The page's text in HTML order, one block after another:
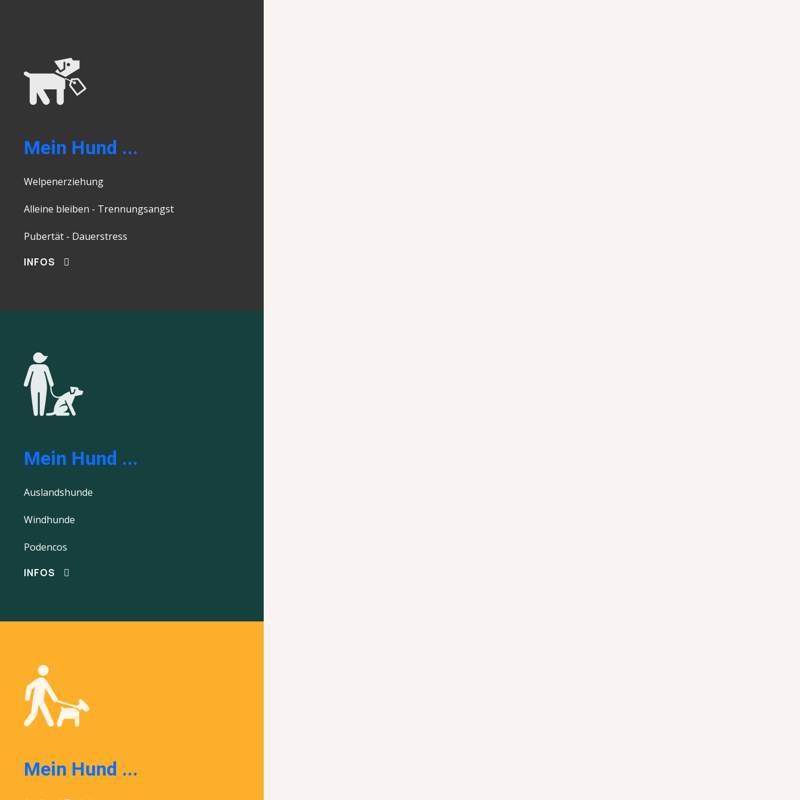
Mein Hund ...
Welpenerziehung
Alleine bleiben - Trennungsangst
Pubertät - Dauerstress
INFOS
Mein Hund ...
Auslandshunde
Windhunde
Podencos
INFOS
Mein Hund ...